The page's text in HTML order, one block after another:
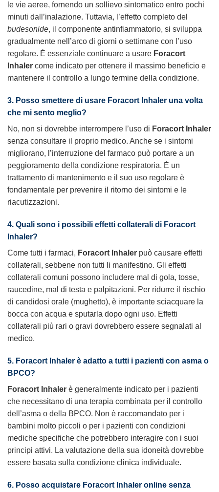
le vie aeree, fornendo un sollievo sintomatico entro pochi
minuti dall’inalazione. Tuttavia, l’effetto completo del
budesonide, il componente antinfiammatorio, si sviluppa
gradualmente nell’arco di giorni o settimane con l’uso
regolare. È essenziale continuare a usare Foracort
Inhaler come indicato per ottenere il massimo beneficio e
mantenere il controllo a lungo termine della condizione.
3. Posso smettere di usare Foracort Inhaler una volta
che mi sento meglio?
No, non si dovrebbe interrompere l’uso di Foracort Inhaler
senza consultare il proprio medico. Anche se i sintomi
migliorano, l’interruzione del farmaco può portare a un
peggioramento della condizione respiratoria. È un
trattamento di mantenimento e il suo uso regolare è
fondamentale per prevenire il ritorno dei sintomi e le
riacutizzazioni.
4. Quali sono i possibili effetti collaterali di Foracort
Inhaler?
Come tutti i farmaci, Foracort Inhaler può causare effetti
collaterali, sebbene non tutti li manifestino. Gli effetti
collaterali comuni possono includere mal di gola, tosse,
raucedine, mal di testa e palpitazioni. Per ridurre il rischio
di candidosi orale (mughetto), è importante sciacquare la
bocca con acqua e sputarla dopo ogni uso. Effetti
collaterali più rari o gravi dovrebbero essere segnalati al
medico.
5. Foracort Inhaler è adatto a tutti i pazienti con asma o
BPCO?
Foracort Inhaler è generalmente indicato per i pazienti
che necessitano di una terapia combinata per il controllo
dell’asma o della BPCO. Non è raccomandato per i
bambini molto piccoli o per i pazienti con condizioni
mediche specifiche che potrebbero interagire con i suoi
principi attivi. La valutazione della sua idoneità dovrebbe
essere basata sulla condizione clinica individuale.
6. Posso acquistare Foracort Inhaler online senza